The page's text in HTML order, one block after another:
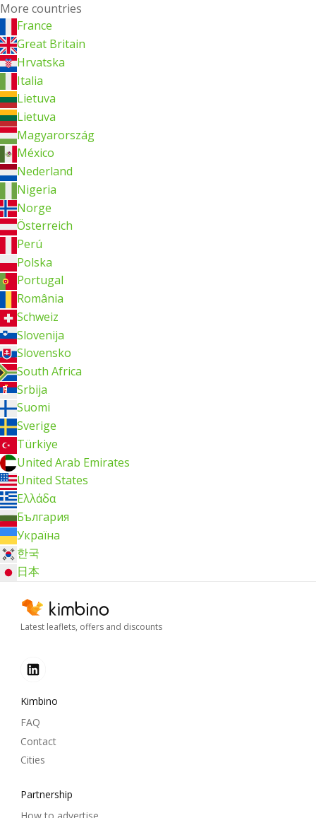
More countries
France
Great Britain
Hrvatska
Italia
Lietuva
Lietuva
Magyarország
México
Nederland
Nigeria
Norge
Österreich
Perú
Polska
Portugal
România
Schweiz
Slovenija
Slovensko
South Africa
Srbija
Suomi
Sverige
Türkiye
United Arab Emirates
United States
Ελλάδα
България
Україна
한국
日本
Latest leaflets, offers and discounts
Kimbino
FAQ
Contact
Cities
Partnership
How to advertise